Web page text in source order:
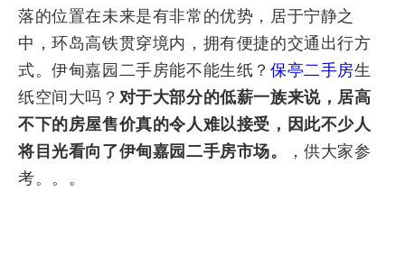
落的位置在未来是有非常的优势，居于宁静之
中，环岛高铁贯穿境内，拥有便捷的交通出行方
式。伊甸嘉园二手房能不能生纸？保亭二手房生
纸空间大吗？ 对于大部分的低薪一族来说，居高
不下的房屋售价真的令人难以接受，因此不少人
将目光看向了伊甸嘉园二手房市场。
，供大家参
考。。。